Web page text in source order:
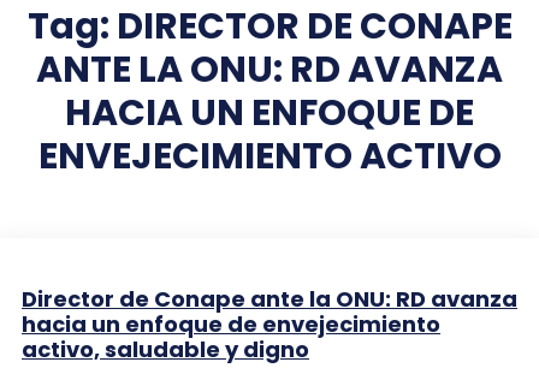
Tag: DIRECTOR DE CONAPE
ANTE LA ONU: RD AVANZA
HACIA UN ENFOQUE DE
ENVEJECIMIENTO ACTIVO
Director de Conape ante la ONU: RD avanza
hacia un enfoque de envejecimiento
activo, saludable y digno